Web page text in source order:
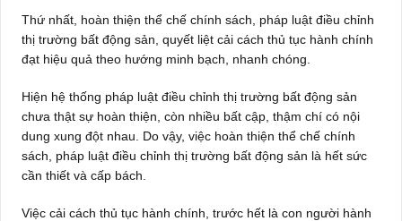
Thứ nhất, hoàn thiện thể chế chính sách, pháp luật điều chỉnh
thị trường bất động sản, quyết liệt cải cách thủ tục hành chính
đạt hiệu quả theo hướng minh bạch, nhanh chóng.
Hiện hệ thống pháp luật điều chỉnh thị trường bất động sản
chưa thật sự hoàn thiện, còn nhiều bất cập, thậm chí có nội
dung xung đột nhau. Do vậy, việc hoàn thiện thể chế chính
sách, pháp luật điều chỉnh thị trường bất động sản là hết sức
cần thiết và cấp bách.
Việc cải cách thủ tục hành chính, trước hết là con người hành